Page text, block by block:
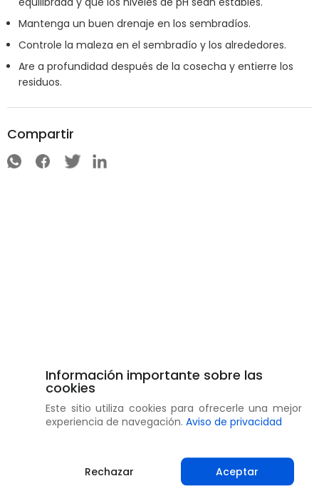
Mantenga un buen drenaje en los sembradíos.
Controle la maleza en el sembradío y los alrededores.
Are a profundidad después de la cosecha y entierre los
residuos.
Compartir
Información importante sobre las
cookies
Este sitio utiliza cookies para ofrecerle una mejor
experiencia de navegación. Aviso de privacidad
Rechazar Aceptar